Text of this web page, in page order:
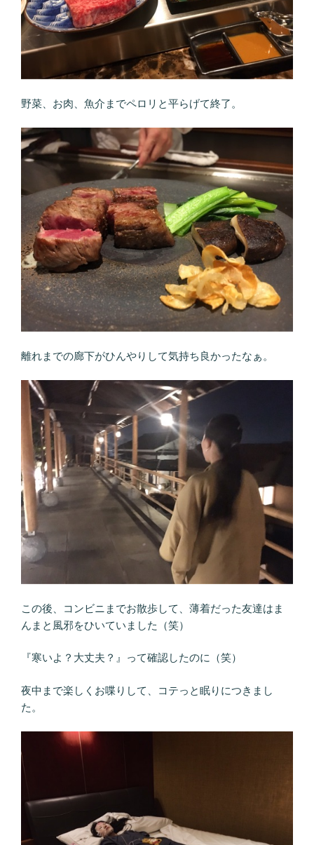
野菜、お肉、魚介までペロリと平らげて終了。
離れまでの廊下がひんやりして気持ち良かったなぁ。
この後、コンビニまでお散歩して、薄着だった友達はま
んまと風邪をひいていました（笑）
『寒いよ？大丈夫？』って確認したのに（笑）
夜中まで楽しくお喋りして、コテっと眠りにつきまし
た。